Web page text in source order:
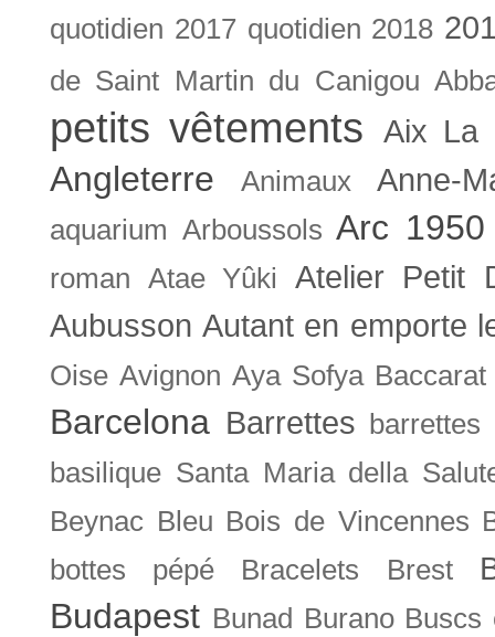
quotidien 2017 quotidien 2018
de Saint Martin du Canigou
petits vêtements Aix La
Angleterre Animaux Anne-
aquarium Arboussols Arc 1950
roman Atae Yûki
Atelier Petit
Aubusson Autant en emporte
Oise Avignon Aya Sofya Baccarat
Barcelona Barrettes barrettes
basilique Santa Maria della
Beynac Bleu Bois de Vincennes
bottes pépé
Bracelets Brest
Budapest Bunad Burano Buscs